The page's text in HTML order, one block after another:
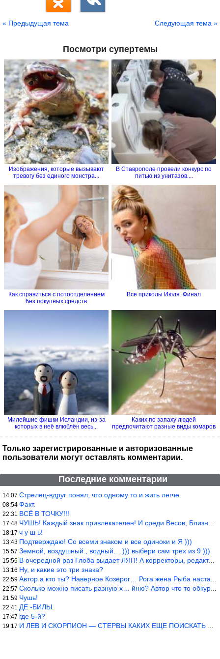
« Предыдущая тема Следующая тема »
Посмотри супертемы
Изображения, которые вызывают
тревогу без единого монстра...
В Ставрополе провели конкурс по
питью из унитазов....
Как справиться с потоотделением
без покупных средств
Все приколы Июля. Финал
Милейшие фишки Исландии, из-за
которых в неё влюблён весь...
Каких по запаху людей
предпочитают разные виды комаров
Только зарегистрированные и авторизованные
пользователи могут оставлять комментарии.
Последние комментарии
14:07 Стрелец-вдруг понял, что одному то и жить легче.
08:54 Факт.
22:31 ВСЁ В ТОЧКУ!!!
17:48 ЧУШЬ! Каждый знак привлекателен! И среди Весов, Близнецов встреч
18:17 ч у ш ь!
13:43 Подтверждаю! Со всеми знаком и все одиноки и Я )))
15:57 Земной, воздушный., водный… ))) выбери сам трех из 9 )))
15:56 В очередной раз Глоба выдает ЛЯП! А корректоры, редакторы пропус
13:16 Ну, и какие это три знака?
22:59 Автор а кто ты? Наверное Козерог… Рога жена Рыба наставила ))
22:57 Сколько можно писать разную х… йню? Автор что то обкурился?
21:59 Чушь!
22:41 ДЕ -БИЛЫ.
17:47 где 5-й?
19:17 И ЛЕВ И СКОРПИОН — СТЕРВЫ КАКИХ ЕЩЕ ПОИСКАТЬ НАДО